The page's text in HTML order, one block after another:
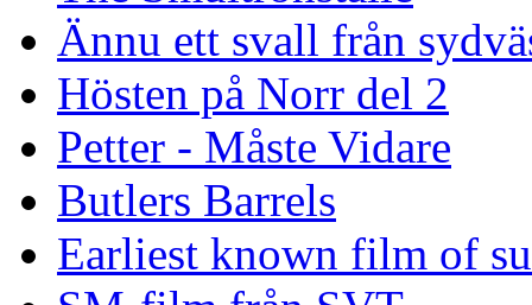
Ännu ett svall från
Hösten på Norr del 2
Petter - Måste Vidare
Butlers Barrels
Earliest known film of